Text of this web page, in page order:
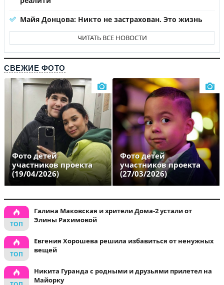
Майя Донцова: Никто не застрахован. Это жизнь
ЧИТАТЬ ВСЕ НОВОСТИ
СВЕЖИЕ ФОТО
Фото детей
участников проекта
(19/04/2026)
Фото детей
участников проекта
(27/03/2026)
Галина Маковская и зрители Дома-2 устали от
Элины Рахимовой
Евгения Хорошева решила избавиться от ненужных
вещей
Никита Гуранда с родными и друзьями прилетел на
Майорку